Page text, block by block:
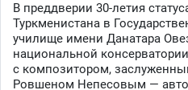
В преддверии 30-летия
Туркменистана в
училище имени Данатара
национальной
с композитором,
Ровшеном Непесовым —